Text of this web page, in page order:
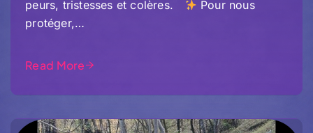
peurs, tristesses et colères.
Pour nous
protéger,…
Read More